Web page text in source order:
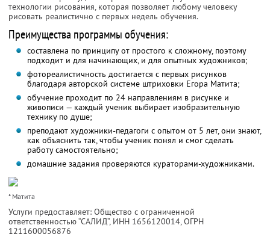
технологии рисования, которая позволяет любому человеку
рисовать реалистично с первых недель обучения.
Преимущества программы обучения:
составлена по принципу от простого к сложному, поэтому
подходит и для начинающих, и для опытных художников;
фотореалистичность достигается с первых рисунков
благодаря авторской системе штриховки Егора Матита;
обучение проходит по 24 направлениям в рисунке и
живописи — каждый ученик выбирает изобразительную
технику по душе;
преподают художники-педагоги с опытом от 5 лет, они знают,
как объяснить так, чтобы ученик понял и смог сделать
работу самостоятельно;
домашние задания проверяются кураторами-художниками.
* Матита
Услуги предоставляет: Общество с ограниченной
ответственностью “САЛИД”, ИНН 1656120014, ОГРН
1211600056876